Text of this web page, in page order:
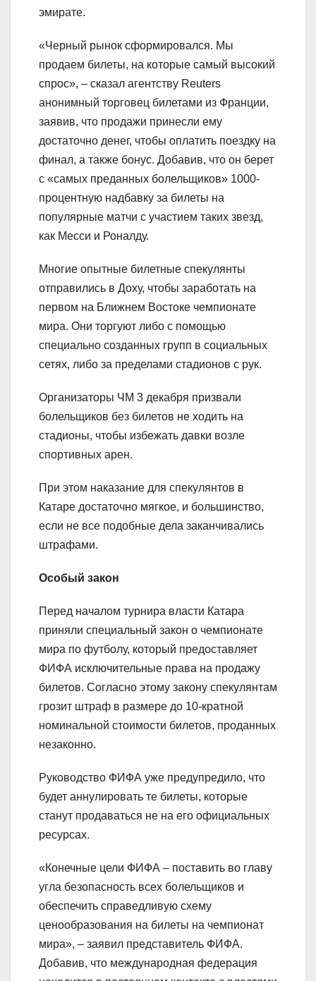
эмирате.
«Черный рынок сформировался. Мы
продаем билеты, на которые самый высокий
спрос», – сказал агентству Reuters
анонимный торговец билетами из Франции,
заявив, что продажи принесли ему
достаточно денег, чтобы оплатить поездку на
финал, а также бонус. Добавив, что он берет
с «самых преданных болельщиков» 1000-
процентную надбавку за билеты на
популярные матчи с участием таких звезд,
как Месси и Роналду.
Многие опытные билетные спекулянты
отправились в Доху, чтобы заработать на
первом на Ближнем Востоке чемпионате
мира. Они торгуют либо с помощью
специально созданных групп в социальных
сетях, либо за пределами стадионов с рук.
Организаторы ЧМ 3 декабря призвали
болельщиков без билетов не ходить на
стадионы, чтобы избежать давки возле
спортивных арен.
При этом наказание для спекулянтов в
Катаре достаточно мягкое, и большинство,
если не все подобные дела заканчивались
штрафами.
Особый закон
Перед началом турнира власти Катара
приняли специальный закон о чемпионате
мира по футболу, который предоставляет
ФИФА исключительные права на продажу
билетов. Согласно этому закону спекулянтам
грозит штраф в размере до 10-кратной
номинальной стоимости билетов, проданных
незаконно.
Руководство ФИФА уже предупредило, что
будет аннулировать те билеты, которые
станут продаваться не на его официальных
ресурсах.
«Конечные цели ФИФА – поставить во главу
угла безопасность всех болельщиков и
обеспечить справедливую схему
ценообразования на билеты на чемпионат
мира», – заявил представитель ФИФА.
Добавив, что международная федерация